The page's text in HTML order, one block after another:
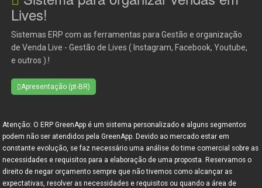
Lives!
Sistemas ERP com as ferramentas para Gestão e organização
de Venda Live - Gestão de Lives ( Instagram, Facebook, Youtube,
e outros ).!
Apresentação (pt-BR)
Atenção: O ERP GreenApp é um sistema personalizado e alguns segmentos
podem não ser atendidos pela GreenApp. Devido ao mercado estar em
constante evolução, se faz necessário uma análise do time comercial sobre as
necessidades e requisitos para a elaboração de uma proposta. Reservamos o
direito de negar orçamento sempre que não tivemos como alcançar as
expectativas, resolver as necessidades e requisitos ou quando a área de